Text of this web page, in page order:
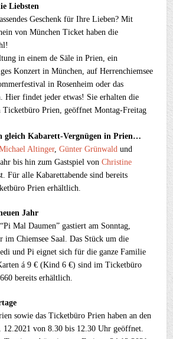
Liebsten
Geschenk für Ihre Lieben? Mit
von München Ticket haben die
in einem de Säle in Prien, ein
Konzert in München, auf Herrenchiemsee
in Rosenheim oder das
Hier findet jeder etwas! Sie erhalten die
Ticketbüro Prien, geöffnet Montag-Freitag
gleich Kabarett-Vergnügen in Prien…
Altinger,Günter Grünwald und
bis hin zum Gastspiel vonChristine
Für alle Kabarettabende sind bereits
Prien erhältlich.
Jahr
Mal Daumen” gastiert am Sonntag,
im Chiemsee Saal. Das Stück um die
und Pi eignet sich für die ganze Familie
á 9 € (Kind 6 €) sind im Ticketbüro
bereits erhältlich.
sowie das Ticketbüro Prien haben an den
12.2021 von 8.30 bis 12.30 Uhr geöffnet.